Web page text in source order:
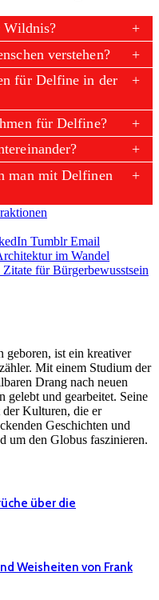
Wildnis?
verstehen?
für Delfine in der
für Delfine?
man mit Delfinen
Tumblr Email
im Wandel
für Bürgerbewusstsein
geboren, ist ein kreativer
Mit einem Studium der
Drang nach neuen
gelebt und gearbeitet. Seine
Kulturen, die er
Geschichten und
um den Globus faszinieren.
über die
Weisheiten von Frank